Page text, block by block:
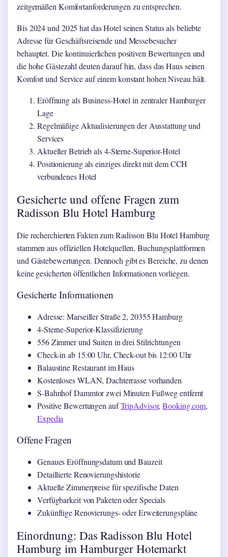
zeitgemäßen Komfortanforderungen zu entsprechen.
Bis 2024 und 2025 hat das Hotel seinen Status als beliebte
Adresse für Geschäftsreisende und Messebesucher
behauptet. Die kontinuierlichen positiven Bewertungen und
die hohe Gästezahl deuten darauf hin, dass das Haus seinen
Komfort und Service auf einem konstant hohen Niveau hält.
Eröffnung als Business-Hotel in zentraler Hamburger
Lage
Regelmäßige Aktualisierungen der Ausstattung und
Services
Aktueller Betrieb als 4-Sterne-Superior-Hotel
Positionierung als einziges direkt mit dem CCH
verbundenes Hotel
Gesicherte und offene Fragen zum
Radisson Blu Hotel Hamburg
Die recherchierten Fakten zum Radisson Blu Hotel Hamburg
stammen aus offiziellen Hotelquellen, Buchungsplattformen
und Gästebewertungen. Dennoch gibt es Bereiche, zu denen
keine gesicherten öffentlichen Informationen vorliegen.
Gesicherte Informationen
Adresse: Marseiller Straße 2, 20355 Hamburg
4-Sterne-Superior-Klassifizierung
556 Zimmer und Suiten in drei Stilrichtungen
Check-in ab 15:00 Uhr, Check-out bis 12:00 Uhr
Balaustine Restaurant im Haus
Kostenloses WLAN, Dachterrasse vorhanden
S-Bahnhof Dammtor zwei Minuten Fußweg entfernt
Positive Bewertungen aufTripAdvisor,Booking.com,
Expedia
Offene Fragen
Genaues Eröffnungsdatum und Bauzeit
Detaillierte Renovierungshistorie
Aktuelle Zimmerpreise für spezifische Daten
Verfügbarkeit von Paketen oder Specials
Zukünftige Renovierungs- oder Erweiterungspläne
Einordnung: Das Radisson Blu Hotel
Hamburg im Hamburger Hotemarkt